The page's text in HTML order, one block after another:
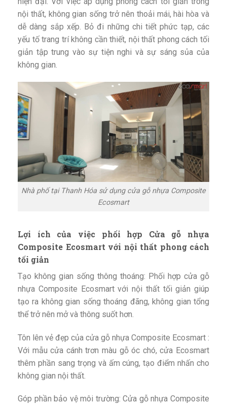
nội thất, không gian sống trở nên thoải mái, hài hòa và
dễ dàng sắp xếp. Bỏ đi những chi tiết phức tạp, các
yếu tố trang trí không cần thiết, nội thất phong cách tối
giản tập trung vào sự tiện nghi và sự sáng sủa của
không gian.
Nhà phố tại Thanh Hóa sử dụng cửa gỗ nhựa Composite
Ecosmart
Lợi ích của việc phối hợp Cửa gỗ nhựa
Composite Ecosmart với nội thất phong cách
tối giản
Tạo không gian sống thông thoáng: Phối hợp cửa gỗ
nhựa Composite Ecosmart với nội thất tối giản giúp
tạo ra không gian sống thoáng đãng, không gian tổng
thể trở nên mở và thông suốt hơn.
Tôn lên vẻ đẹp của cửa gỗ nhựa Composite Ecosmart :
Với mẫu cửa cánh trơn màu gỗ óc chó, cửa Ecosmart
thêm phần sang trọng và ấm cúng, tạo điểm nhấn cho
không gian nội thất.
Góp phần bảo vệ môi trường: Cửa gỗ nhựa Composite